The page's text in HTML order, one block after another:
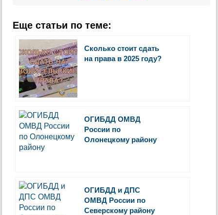
Еще статьи по теме:
Сколько стоит сдать
на права в 2025 году?
ОГИБДД ОМВД
России по
Олонецкому району
ОГИБДД и ДПС
ОМВД России по
Северскому району